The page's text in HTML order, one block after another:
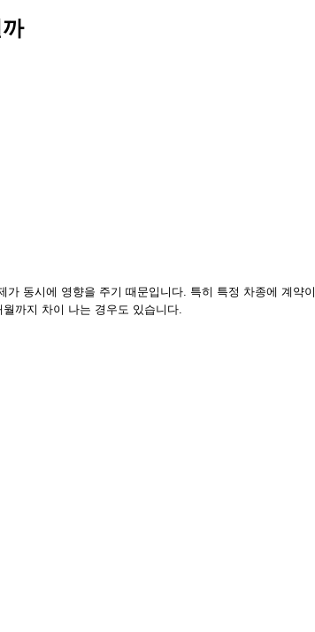
동시에 영향을 주기 때문입니다. 특히 특정 차종에 계
까지 차이 나는 경우도 있습니다.